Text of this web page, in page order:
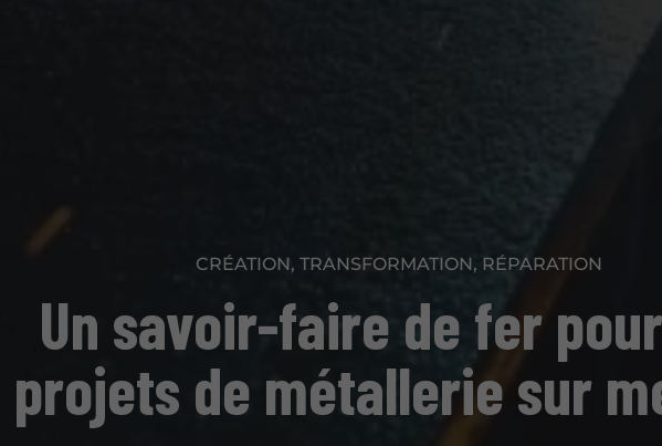
CRÉATION, TRANSFORMATION, RÉPARATION
Un savoir-faire de fer
projets de métallerie sur